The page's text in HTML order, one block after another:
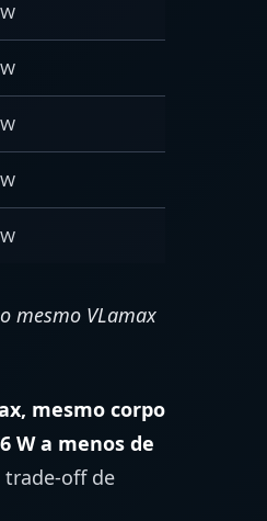
mesmo VLamax
mesmo corpo
W a menos de
off de